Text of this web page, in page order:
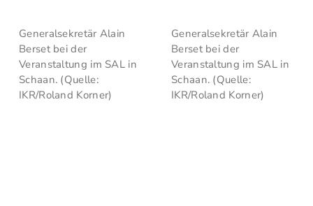
Generalsekretär Alain
Berset bei der
Veranstaltung im SAL in
Schaan. (Quelle:
IKR/Roland Korner)
Generalsekretär Alain
Berset bei der
Veranstaltung im SAL in
Schaan. (Quelle:
IKR/Roland Korner)